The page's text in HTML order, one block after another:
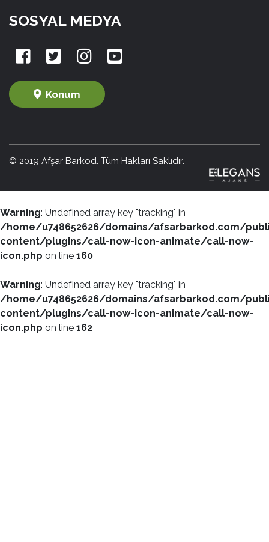
SOSYAL MEDYA
Konum
© 2019 Afşar Barkod. Tüm Hakları Saklıdır.
Warning: Undefined array key "tracking" in
/home/u748652626/domains/afsarbarkod.com/
content/plugins/call-now-icon-animate/call-now-
icon.php on line 160
Warning: Undefined array key "tracking" in
/home/u748652626/domains/afsarbarkod.com/
content/plugins/call-now-icon-animate/call-now-
icon.php on line 162